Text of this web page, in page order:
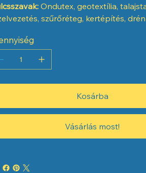
Ondutex, geotextília,
szűrőréteg, kertépítés,
Kosárba
Vásárlás most!